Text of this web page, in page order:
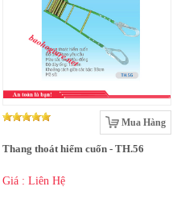
Mua Hàng
Thang thoát hiểm cuốn - TH.56
Giá : Liên Hệ